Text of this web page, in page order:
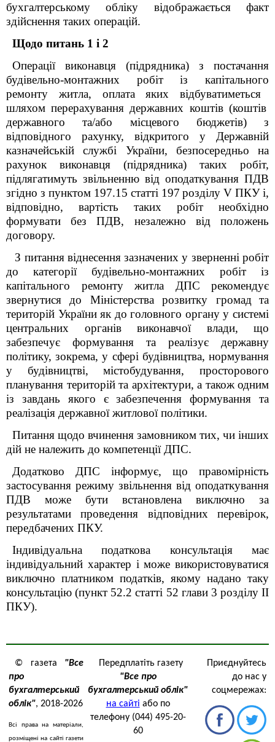
бухгалтерському обліку відображається факт
здійснення таких операцій.
Щодо питань 1 і 2
Операції виконавця (підрядника) з постачання
будівельно-монтажних робіт із капітального
ремонту житла, оплата яких відбуватиметься
шляхом перерахування державних коштів (коштів
державного та/або місцевого бюджетів) з
відповідного рахунку, відкритого у Державній
казначейській службі України, безпосередньо на
рахунок виконавця (підрядника) таких робіт,
підлягатимуть звільненню від оподаткування ПДВ
згідно з пунктом 197.15 статті 197 розділу V ПКУ і,
відповідно, вартість таких робіт необхідно
формувати без ПДВ, незалежно від положень
договору.
З питання віднесення зазначениху зверненніробіт
до категорії будівельно-монтажних робіт із
капітального ремонту житла ДПС рекомендує
звернутися до Міністерства розвитку громад
та
територій України як до головного органу у системі
центральних органів виконавчої влади, що
забезпечує формування та реалізує державну
політику, зокрема, у сфері будівництва, нормування
у будівництві, містобудування, просторового
планування територій та архітектури, а також одним
із завдань якого є забезпечення формування та
реалізація державної житлової політики.
Питання щодо вчинення замовником тих, чи інших
дій не належить до компетенції ДПС.
Додатково ДПС інформує, що правомірність
застосування режиму звільнення від оподаткування
ПДВ може бути встановлена виключно за
результатами проведення відповідних перевірок,
передбачених ПКУ.
Індивідуальна податкова консультація має
індивідуальний характер і може використовуватися
виключно платником податків, якому надано таку
консультацію(пункт 52.2 статті 52 глави 3 розділу ІІ
ПКУ).
© газета "Все
про
бухгалтерський
облік", 2018-2026
Всі права на матеріали,
розміщені на сайті газети
Передплатіть газету
"Все про
бухгалтерський облік"
на сайті або по
телефону (044) 495-20-
60
Приєднуйтесь
до нас у
соцмережах: